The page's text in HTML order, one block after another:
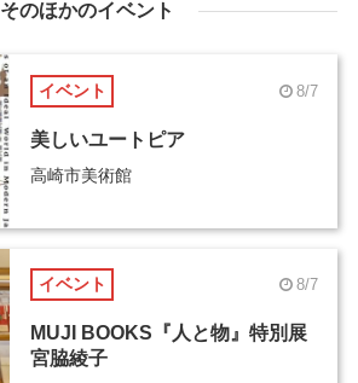
そのほかのイベント
イベント 8/7
美しいユートピア
高崎市美術館
イベント 8/7
MUJI BOOKS『人と物』特別展
宮脇綾子